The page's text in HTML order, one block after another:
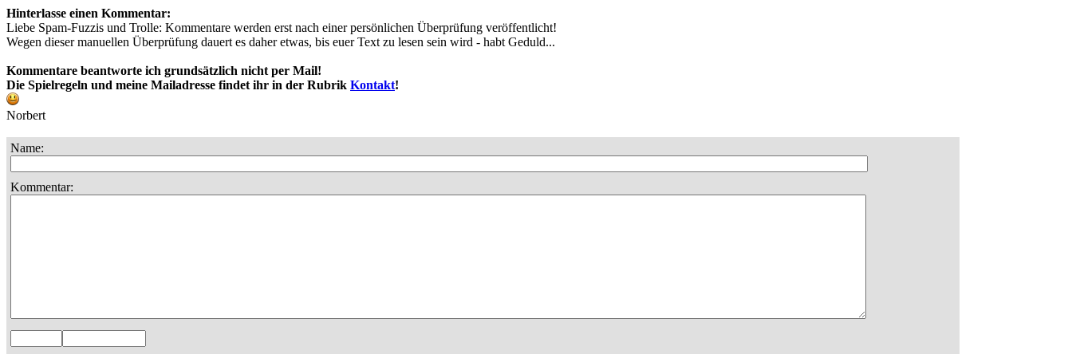
Hinterlasse einen Kommentar:
Liebe Spam-Fuzzis und Trolle: Kommentare werden erst nach einer persönlichen Überprüfung veröffentlicht!
Wegen dieser manuellen Überprüfung dauert es daher etwas, bis euer Text zu lesen sein wird - habt Geduld...
Kommentare beantworte ich grundsätzlich nicht per Mail!
Die Spielregeln und meine Mailadresse findet ihr in der Rubrik Kontakt!
Norbert
Name:
Kommentar: